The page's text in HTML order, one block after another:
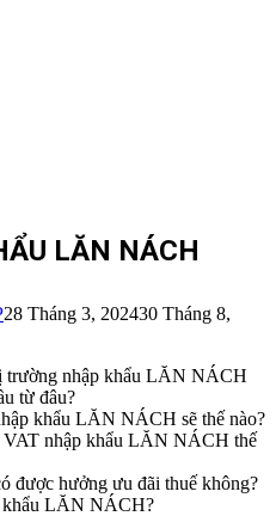
LĂN NÁCH
28 Tháng 3, 202430 Tháng 8,
trường nhập khẩu LĂN NÁCH
từ đâu?
khẩu LĂN NÁCH sẽ thế nào?
VAT nhập khẩu LĂN NÁCH thế
được hưởng ưu đãi thuế không?
khẩu LĂN NÁCH?